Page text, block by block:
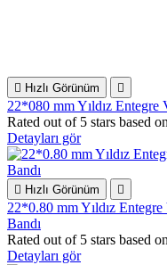
 Hızlı Görünüm 
22*080 mm Yıldız Entegre
Rated out of 5 stars based on
Detayları gör
 Hızlı Görünüm 
22*0.80 mm Yıldız
Bandı
Rated out of 5 stars based on
Detayları gör